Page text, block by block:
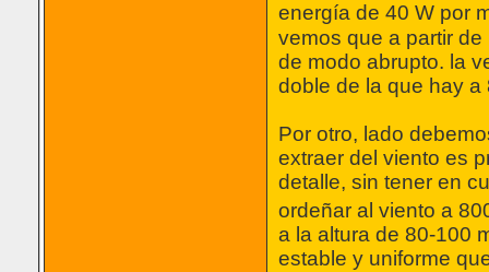
energía de 40 W por
vemos que a partir
de modo abrupto. la
doble de la que hay a
Por otro, lado
extraer del viento es
detalle, sin tener en
ordeñar al viento a
a la altura de 80-100
estable y uniforme